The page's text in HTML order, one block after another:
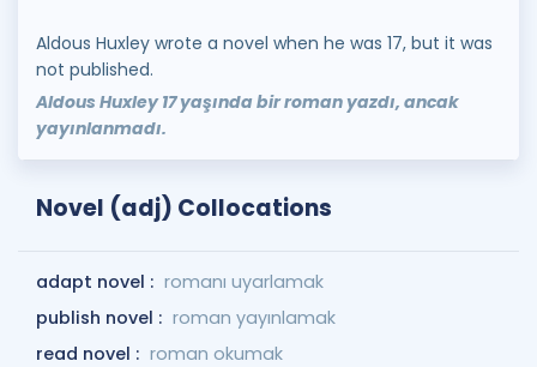
Aldous Huxley wrote a novel when he was 17, but it was
not published.
Aldous Huxley 17 yaşında bir roman yazdı, ancak
yayınlanmadı.
Novel (adj) Collocations
adapt novel : romanı uyarlamak
publish novel : roman yayınlamak
read novel : roman okumak